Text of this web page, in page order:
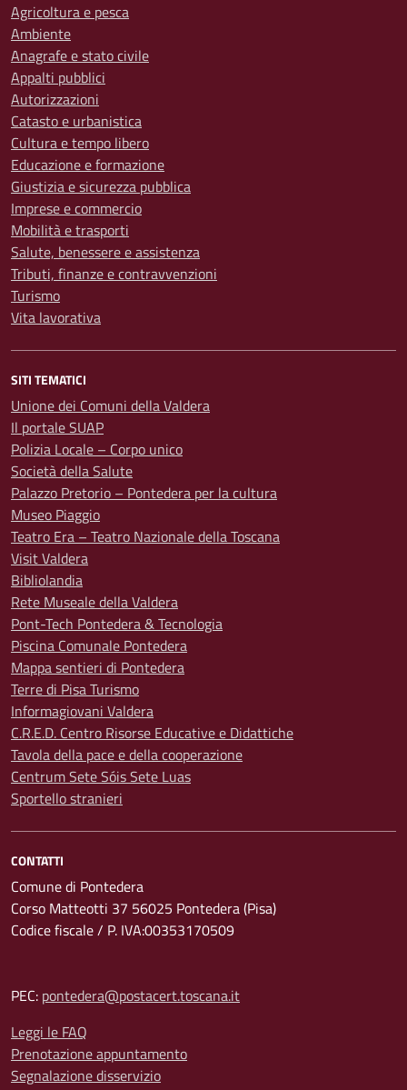
Agricoltura e pesca
Ambiente
Anagrafe e stato civile
Appalti pubblici
Autorizzazioni
Catasto e urbanistica
Cultura e tempo libero
Educazione e formazione
Giustizia e sicurezza pubblica
Imprese e commercio
Mobilità e trasporti
Salute, benessere e assistenza
Tributi, finanze e contravvenzioni
Turismo
Vita lavorativa
SITI TEMATICI
Unione dei Comuni della Valdera
Il portale SUAP
Polizia Locale – Corpo unico
Società della Salute
Palazzo Pretorio – Pontedera per la cultura
Museo Piaggio
Teatro Era – Teatro Nazionale della Toscana
Visit Valdera
Bibliolandia
Rete Museale della Valdera
Pont-Tech Pontedera & Tecnologia
Piscina Comunale Pontedera
Mappa sentieri di Pontedera
Terre di Pisa Turismo
Informagiovani Valdera
C.R.E.D. Centro Risorse Educative e Didattiche
Tavola della pace e della cooperazione
Centrum Sete Sóis Sete Luas
Sportello stranieri
CONTATTI
Comune di Pontedera
Corso Matteotti 37 56025 Pontedera (Pisa)
Codice fiscale / P. IVA:00353170509
PEC: pontedera@postacert.toscana.it
Leggi le FAQ
Prenotazione appuntamento
Segnalazione disservizio